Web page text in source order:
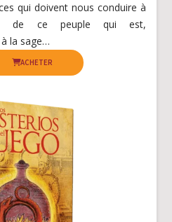
qui doivent nous conduire à
de ce peuple qui est,
la sage…
ACHETER